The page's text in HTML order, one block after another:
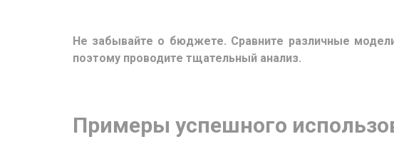
Не забывайте о бюджете. Сравните различные
поэтому проводите тщательный анализ.
Примеры успешного